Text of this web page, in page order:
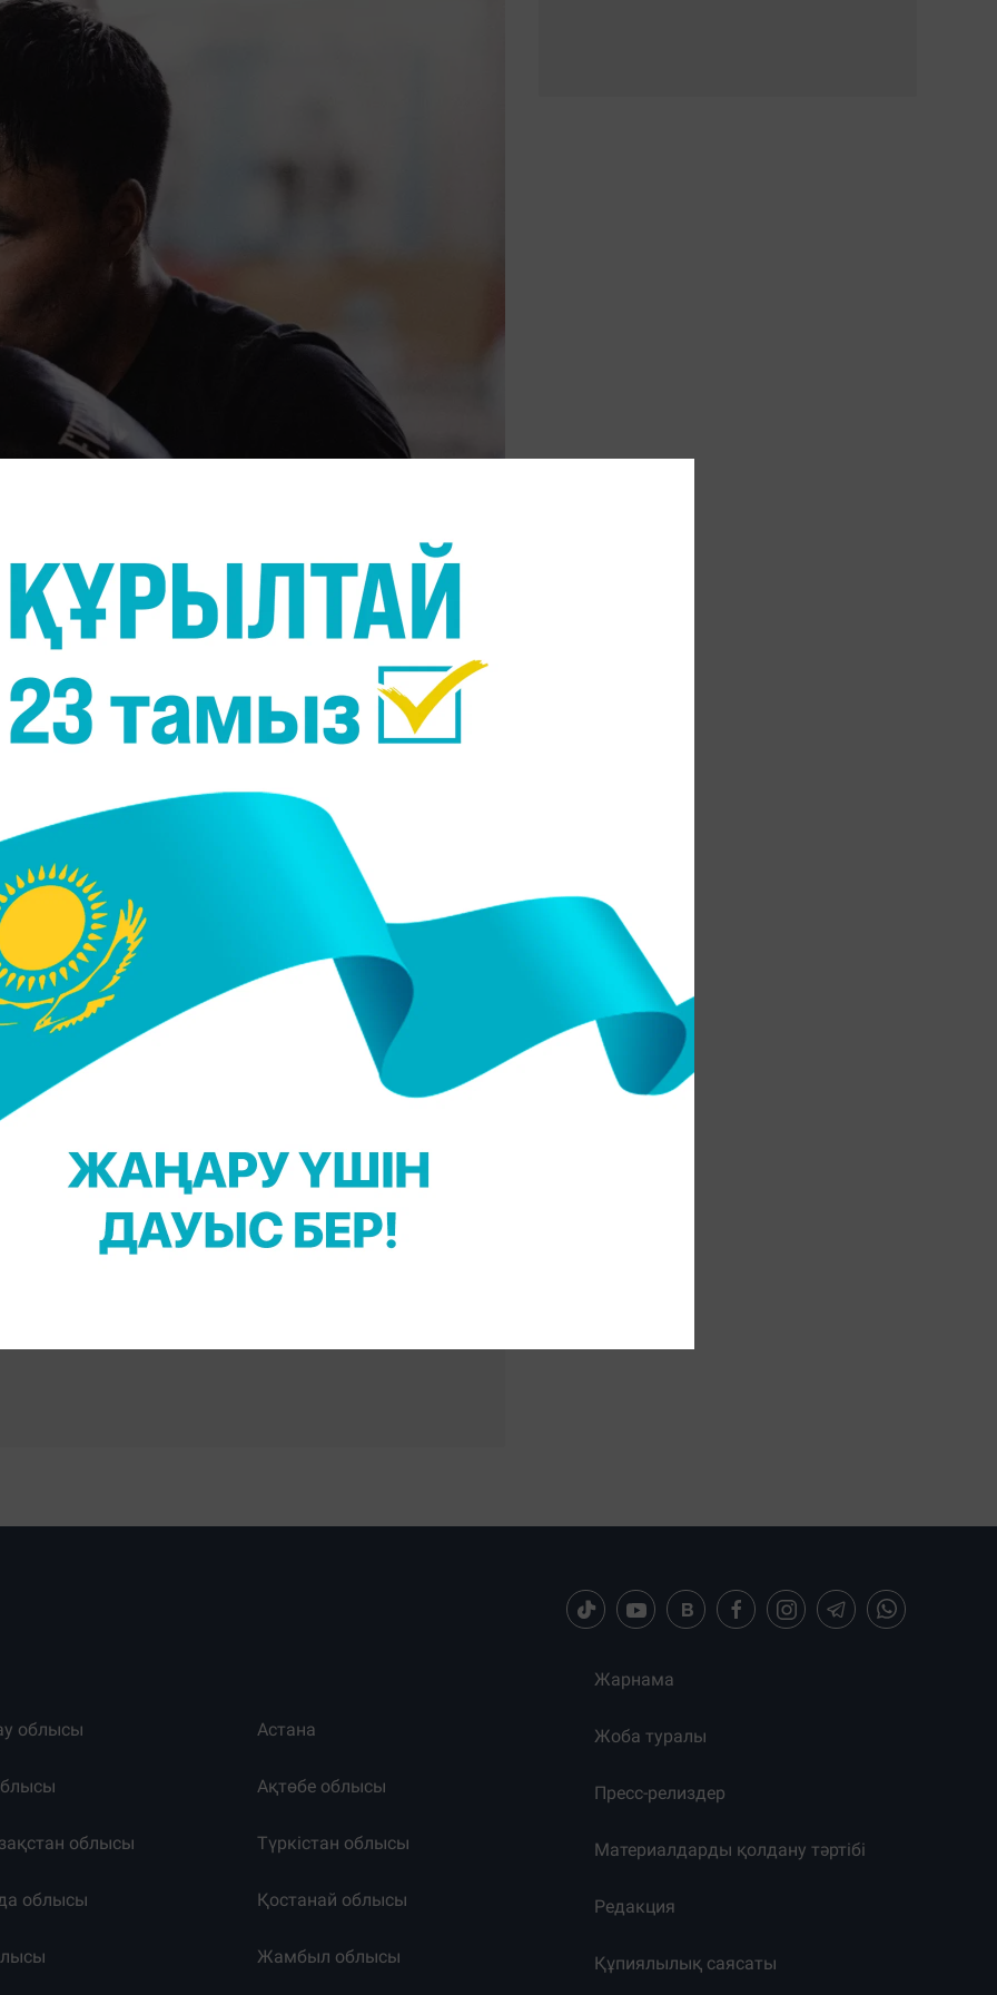
©instagram.com/sanatali_toltayev/
Азия чемпионатындағы алғашқы жекпе-
Руслан Абдуллаевпен жұдырықтасты.
берді - 30:27, 30:27, 30:27, 29:28, 29:28.
турнирдіңширек финалына шыққан болатын.
келсе, Telegram-арнамызға жазылыңыз!
Е. Төлеш
облысы Астана
Ақтөбе облысы
облысы Түркістан облысы
облысы Қостанай облысы
Жамбыл облысы
Жарнама
Жоба туралы
Пресс-релиздер
Материалдарды қолдану тәртібі
Редакция
Құпиялылық саясаты